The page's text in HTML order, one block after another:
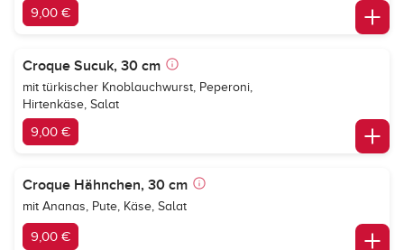
9,00 €
Croque Sucuk, 30 cm
mit türkischer Knoblauchwurst, Peperoni,
Hirtenkäse, Salat
9,00 €
Croque Hähnchen, 30 cm
mit Ananas, Pute, Käse, Salat
9,00 €